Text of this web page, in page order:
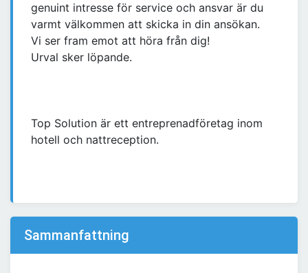
genuint intresse för service och ansvar är du
varmt välkommen att skicka in din ansökan.
Vi ser fram emot att höra från dig!
Urval sker löpande.
Top Solution är ett entreprenadföretag inom
hotell och nattreception.
Sammanfattning